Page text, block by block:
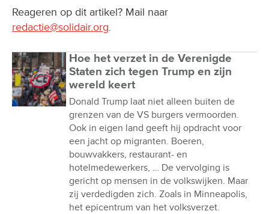
Reageren op dit artikel? Mail naar
redactie@solidair.org.
Hoe het verzet in de Verenigde
Staten zich tegen Trump en zijn
wereld keert
Donald Trump laat niet alleen buiten de
grenzen van de VS burgers vermoorden.
Ook in eigen land geeft hij opdracht voor
een jacht op migranten. Boeren,
bouwvakkers, restaurant- en
hotelmedewerkers, … De vervolging is
gericht op mensen in de volkswijken. Maar
zij verdedigden zich. Zoals in Minneapolis,
het epicentrum van het volksverzet.